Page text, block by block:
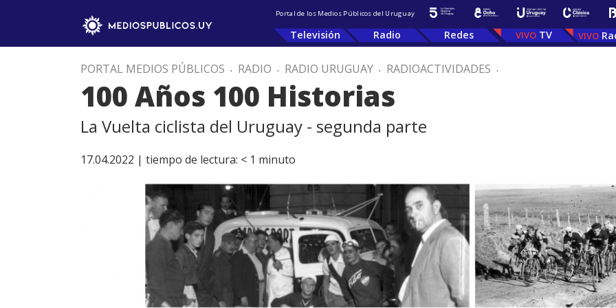
Portal de los Medios Públicos del Uruguay
Televisión Radio Redes TV
PORTAL MEDIOS PÚBLICOS . RADIO . RADIO URUGUAY . RADIOACTIVIDADES .
100 Años 100 Historias
La Vuelta ciclista del Uruguay - segunda parte
17.04.2022 | tiempo de lectura: < 1 minuto